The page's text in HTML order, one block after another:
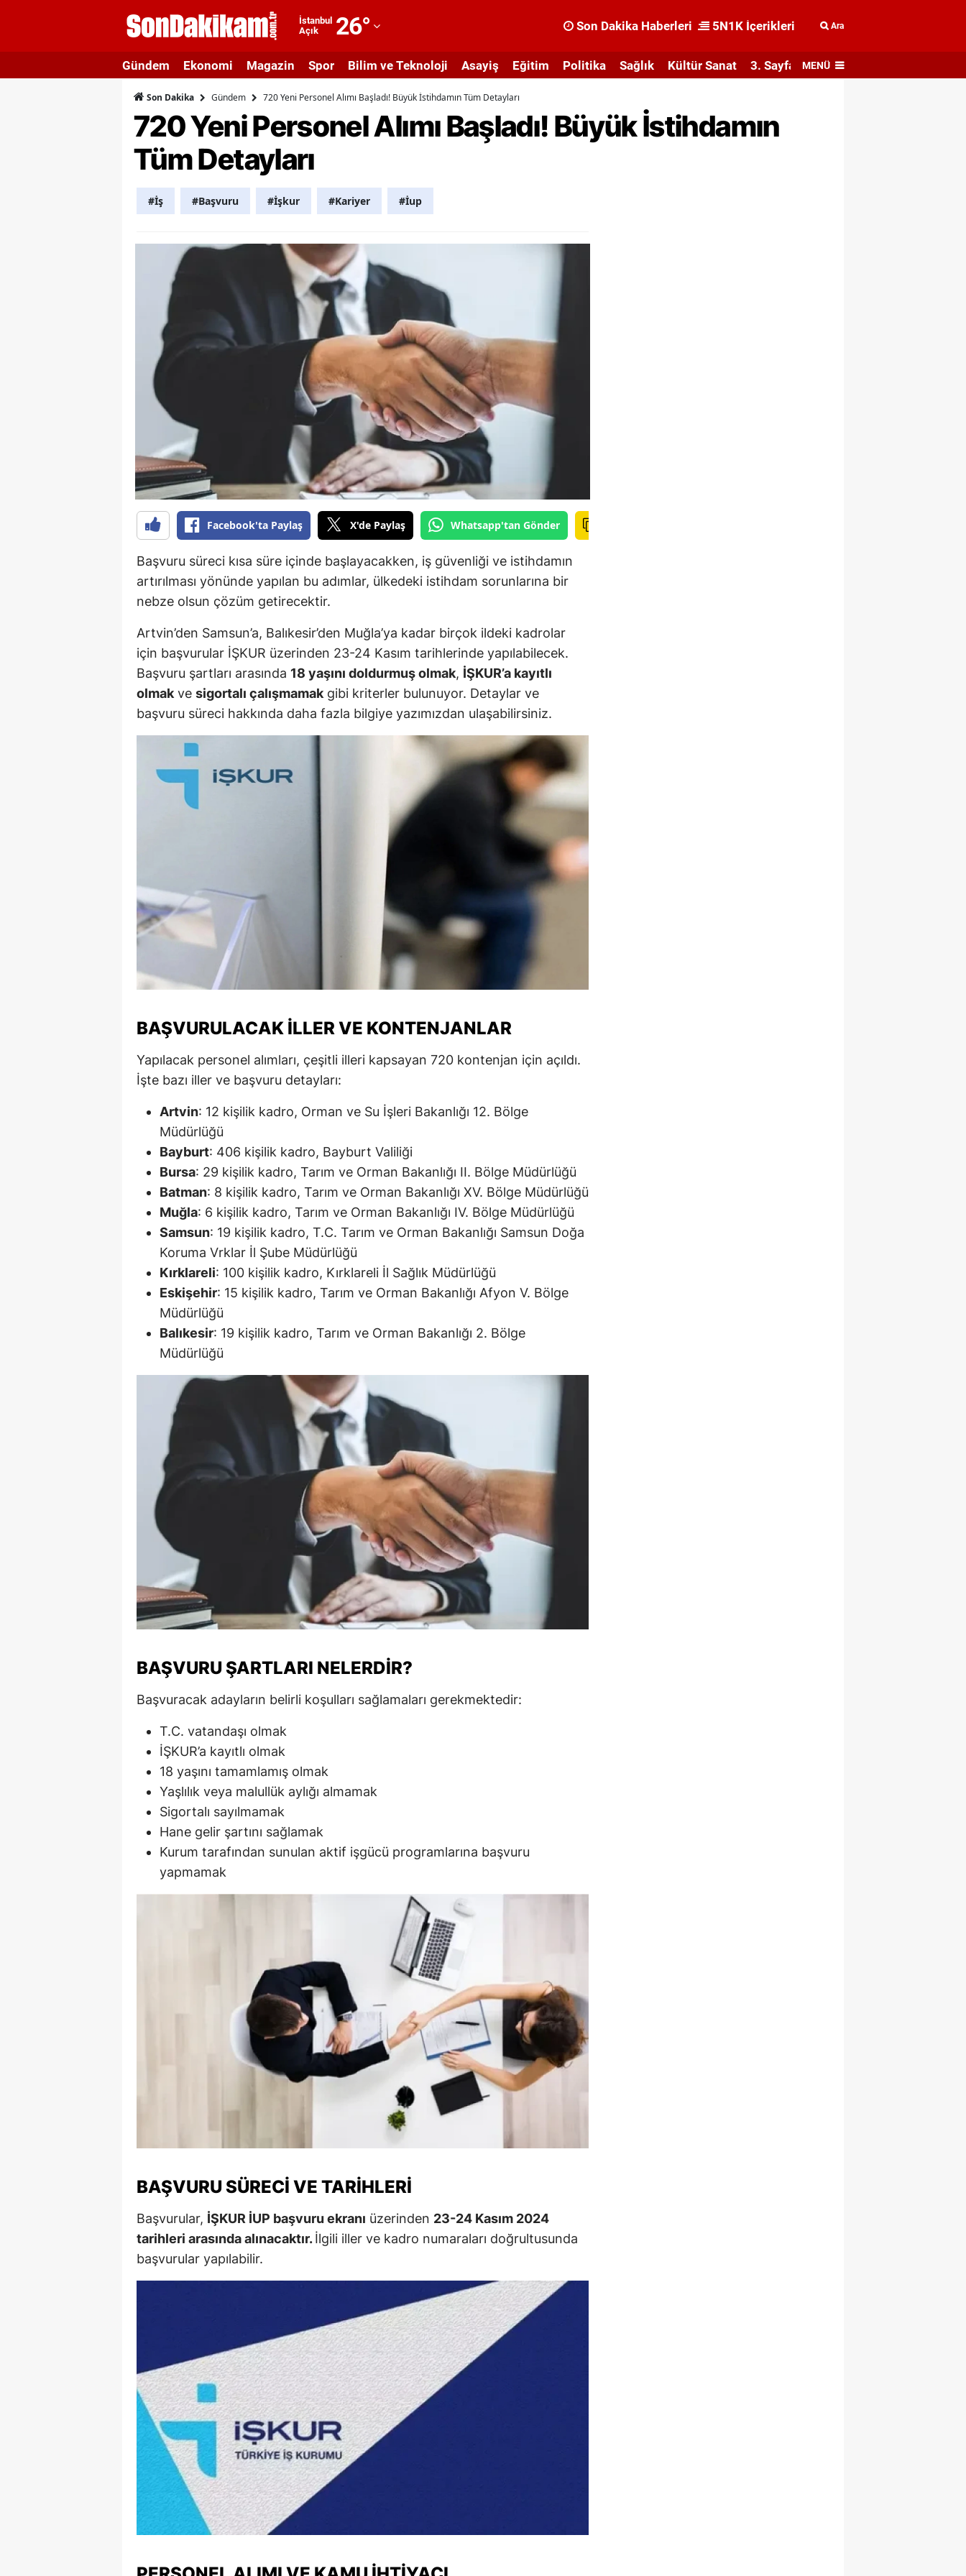
İstanbul
Açık
26°
Adıyaman
Afyonkarahisar
Ağrı
Ankara
Artvin
Aydın
Balıkesir
Bilecik
Bingöl
Bitlis
Burdur
Bursa
Çanakkale
Çankırı
Çorum
Denizli
Diyarbakır
Edirne
Elazığ
Erzincan
Isparta
Kars
Kastamonu
Kırklareli
Kırşehir
Kocaeli
Konya
Kütahya
Manisa
Mardin
Muğla
Muş
Nevşehir
Niğde
Ordu
Sakarya
Samsun
Siirt
Sinop
Tokat
Tunceli
Yozgat
Zonguldak
Aksaray
Bayburt
Karaman
Bartın
Ardahan
Yalova
Kilis
Osmaniye
Düzce
Son Dakika Haberleri 5N1K İçerikleri Ara
Gündem Ekonomi Magazin Spor Bilim ve Teknoloji Asayiş Eğitim Politika Sağlık Kültür Sanat 3. Sayfa MENÜ
Son Dakika Gündem 720 Yeni Personel Alımı Başladı! Büyük İstihdamın Tüm Detayları
720 Yeni Personel Alımı Başladı! Büyük İstihdamın
Tüm Detayları
#İş #Başvuru #İşkur #Kariyer #İup
Facebook'ta Paylaş X'de Paylaş Whatsapp'tan Gönder
Başvuru süreci kısa süre içinde başlayacakken, iş güvenliği ve istihdamın
artırılması yönünde yapılan bu adımlar, ülkedeki istihdam sorunlarına bir
nebze olsun çözüm getirecektir.
Artvin’den Samsun’a, Balıkesir’den Muğla’ya kadar birçok ildeki kadrolar
için başvurular İŞKUR üzerinden 23-24 Kasım tarihlerinde yapılabilecek.
Başvuru şartları arasında 18 yaşını doldurmuş olmak, İŞKUR’a kayıtlı
olmakve sigortalı çalışmamakgibi kriterler bulunuyor. Detaylar ve
başvuru süreci hakkında daha fazla bilgiye yazımızdan ulaşabilirsiniz.
BAŞVURULACAK İLLER VE KONTENJANLAR
Yapılacak personel alımları, çeşitli illeri kapsayan 720 kontenjan için açıldı.
İşte bazı iller ve başvuru detayları:
Artvin: 12 kişilik kadro, Orman ve Su İşleri Bakanlığı 12. Bölge
Müdürlüğü
Bayburt: 406 kişilik kadro, Bayburt Valiliği
Bursa: 29 kişilik kadro, Tarım ve Orman Bakanlığı II. Bölge Müdürlüğü
Batman: 8 kişilik kadro, Tarım ve Orman Bakanlığı XV. Bölge Müdürlüğü
Muğla: 6 kişilik kadro, Tarım ve Orman Bakanlığı IV. Bölge Müdürlüğü
Samsun: 19 kişilik kadro, T.C. Tarım ve Orman Bakanlığı Samsun Doğa
Koruma Vrklar İl Şube Müdürlüğü
Kırklareli: 100 kişilik kadro, Kırklareli İl Sağlık Müdürlüğü
Eskişehir: 15 kişilik kadro, Tarım ve Orman Bakanlığı Afyon V. Bölge
Müdürlüğü
Balıkesir: 19 kişilik kadro, Tarım ve Orman Bakanlığı 2. Bölge
Müdürlüğü
BAŞVURU ŞARTLARI NELERDIR?
Başvuracak adayların belirli koşulları sağlamaları gerekmektedir:
T.C. vatandaşı olmak
İŞKUR’a kayıtlı olmak
18 yaşını tamamlamış olmak
Yaşlılık veya malullük aylığı almamak
Sigortalı sayılmamak
Hane gelir şartını sağlamak
Kurum tarafından sunulan aktif işgücü programlarına başvuru
yapmamak
BAŞVURU SÜRECI VE TARIHLERI
Başvurular, İŞKUR İUP başvuru ekranı üzerinden 23-24 Kasım 2024
tarihleri arasında alınacaktır.İlgili iller ve kadro numaraları doğrultusunda
başvurular yapılabilir.